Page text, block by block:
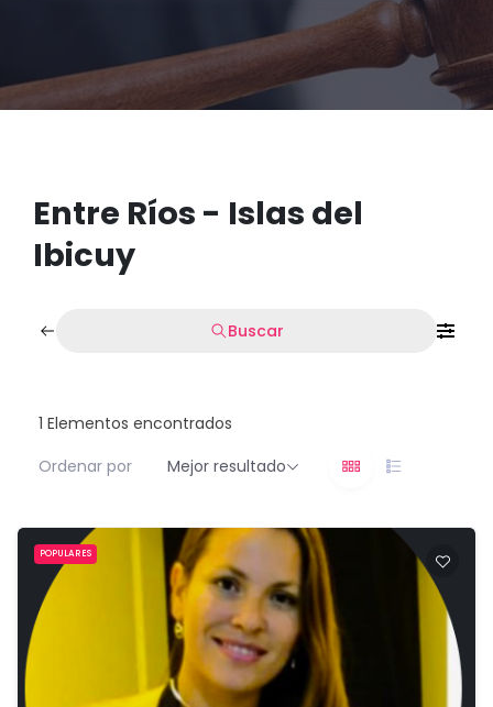
Entre Ríos - Islas del
Ibicuy
Buscar
1 Elementos encontrados
Ordenar por
Mejor resultado
POPULARES